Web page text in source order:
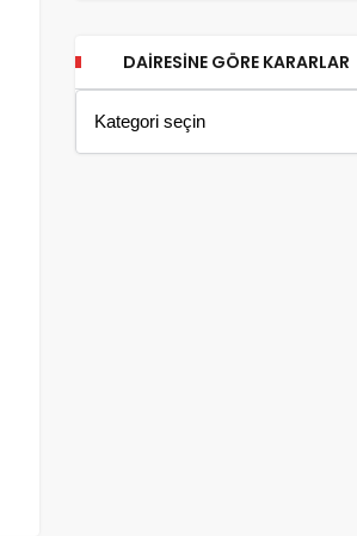
DAIRESINE GÖRE KARARLAR